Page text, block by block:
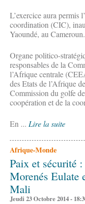
L’exercice aura permis
coordination (CIC),
Yaoundé, au Cameroun.
Organe politico-
responsables de la
l’Afrique centrale
des Etats de l’Afrique
Commission du golfe
coopération et de la
En ... Lire la suite
Afrique-Monde
Paix et sécurité
Morenés Eulate
Mali
Jeudi 23 Octobre 2014 -